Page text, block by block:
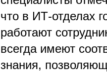
что в ИТ-отделах
работают
всегда имеют
знания,